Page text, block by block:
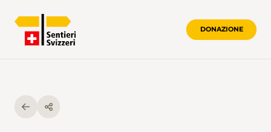
DONAZIONE